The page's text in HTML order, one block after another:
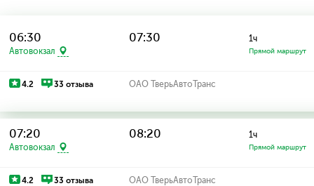
06:30
Автовокзал
07:30 1ч
Прямой маршрут
4.2 33 отзыва ОАО ТверьАвтоТранс
07:20
Автовокзал
08:20 1ч
Прямой маршрут
4.2 33 отзыва ОАО ТверьАвтоТранс